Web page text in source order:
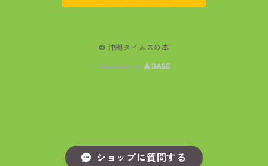
ショップに質問する
© 沖縄タイムスの本
Powered by